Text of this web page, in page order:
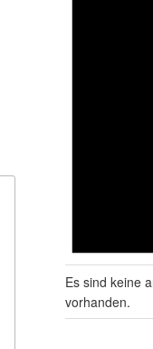
Es sind keine
vorhanden.